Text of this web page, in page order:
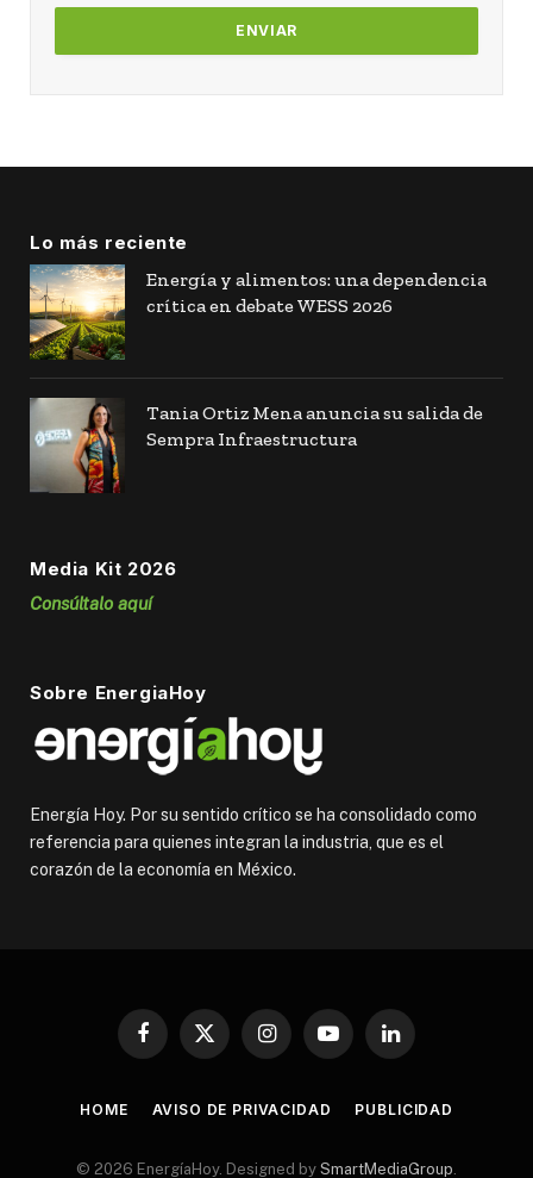
Lo más reciente
Energía y alimentos: una dependencia
crítica en debate WESS 2026
Tania Ortiz Mena anuncia su salida de
Sempra Infraestructura
Media Kit 2026
Consúltalo aquí
Sobre EnergiaHoy
Energía Hoy. Por su sentido crítico se ha consolidado como
referencia para quienes integran la industria, que es el
corazón de la economía en México.
Facebook
X
InstagramYouTubeLinkedIn
HOME AVISO DE PRIVACIDAD PUBLICIDAD
© 2026 EnergíaHoy. Designed by SmartMediaGroup.